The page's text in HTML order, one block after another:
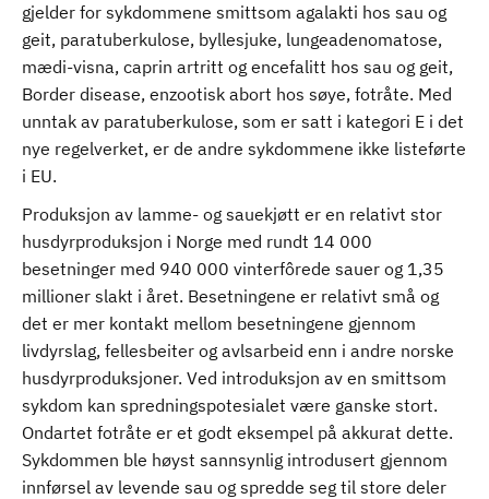
gjelder for sykdommene smittsom agalakti hos sau og
geit, paratuberkulose, byllesjuke, lungeadenomatose,
mædi-visna, caprin artritt og encefalitt hos sau og geit,
Border disease, enzootisk abort hos søye, fotråte. Med
unntak av paratuberkulose, som er satt i kategori E i det
nye regelverket, er de andre sykdommene ikke listeførte
i EU.
Produksjon av lamme- og sauekjøtt er en relativt stor
husdyrproduksjon i Norge med rundt 14 000
besetninger med 940 000 vinterfôrede sauer og 1,35
millioner slakt i året. Besetningene er relativt små og
det er mer kontakt mellom besetningene gjennom
livdyrslag, fellesbeiter og avlsarbeid enn i andre norske
husdyrproduksjoner. Ved introduksjon av en smittsom
sykdom kan spredningspotesialet være ganske stort.
Ondartet fotråte er et godt eksempel på akkurat dette.
Sykdommen ble høyst sannsynlig introdusert gjennom
innførsel av levende sau og spredde seg til store deler